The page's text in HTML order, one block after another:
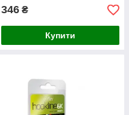
346 ₴
Купити